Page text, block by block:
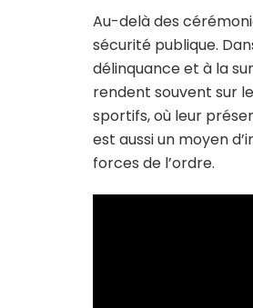
Au-delà des
sécurité publique.
délinquance et à la
rendent souvent sur
sportifs, où leur
est aussi un moyen
forces de l’ordre.